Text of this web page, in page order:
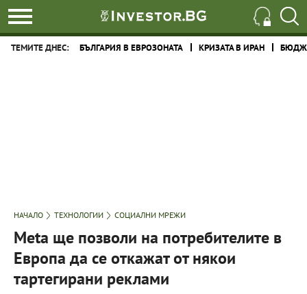
ТЕМИТЕ ДНЕС: БЪЛГАРИЯ В ЕВРОЗОНАТА КРИЗАТА В ИРАН
НАЧАЛО ТЕХНОЛОГИИ СОЦИАЛНИ МРЕЖИ
Meta ще позволи на потребителите в
Европа да се откажат от някои
тартегирани реклами